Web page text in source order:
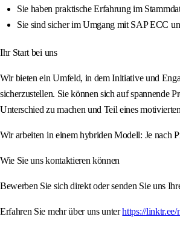
Sie haben praktische Erfahrung im
Sie sind sicher im Umgang mit SAP ECC
Ihr Start bei uns
Wir bieten ein Umfeld, in dem Initiative und
sicherzustellen. Sie können sich auf spannende
Unterschied zu machen und Teil eines
Wir arbeiten in einem hybriden Modell: Je nach
Wie Sie uns kontaktieren können
Bewerben Sie sich direkt oder senden Sie uns
Erfahren Sie mehr über uns unterhttps://